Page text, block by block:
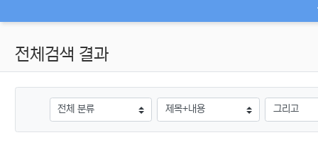
전체검색 결과
그룹 검색조건 검색방법